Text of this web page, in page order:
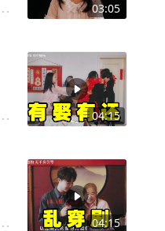
03:05
04:15
04:15